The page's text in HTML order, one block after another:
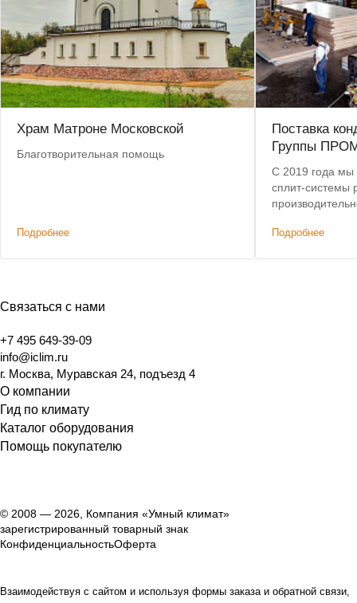
Храм Матроне Московской
Благотворительная помощь
Подробнее
Поставка
Группы
С 2019 года мы
сплит-системы
Подробнее
Связаться с нами
+7 495 649-39-09
info@iclim.ru
г. Москва, Муравская 24, подъезд 4
О компании
Гид по климату
Каталог оборудования
Помощь покупателю
© 2008 — 2026, Компания «Умный климат»
зарегистрированный товарный знак
КонфиденциальностьОферта
Взаимодействуя с сайтом и используя формы заказа и обратной связи,